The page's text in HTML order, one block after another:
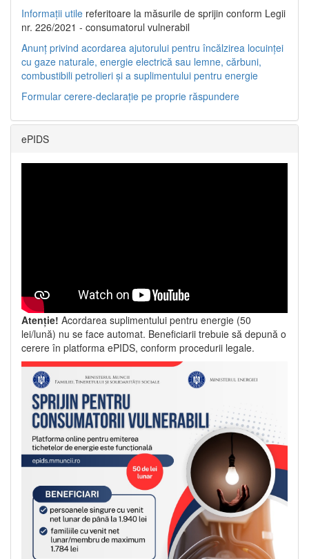
Informații utile referitoare la măsurile de sprijin conform Legii
nr. 226/2021 - consumatorul vulnerabil
Anunț privind acordarea ajutorului pentru încălzirea locuinței
cu gaze naturale, energie electrică sau lemne, cărbuni,
combustibili petrolieri și a suplimentului pentru energie
Formular cerere-declarație pe proprie răspundere
ePIDS
Atenție! Acordarea suplimentului pentru energie (50
lei/lună) nu se face automat. Beneficiarii trebuie să depună o
cerere în platforma ePIDS, conform procedurii legale.